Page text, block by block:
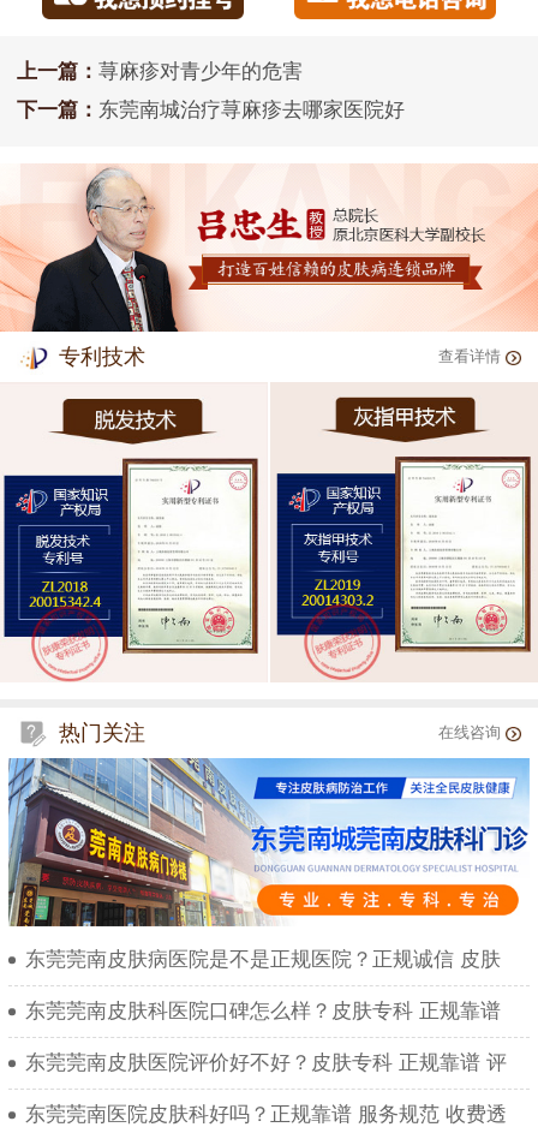
上一篇： 荨麻疹对青少年的危害
下一篇： 东莞南城治疗荨麻疹去哪家医院好
专利技术 查看详情
热门关注 在线咨询
东莞莞南皮肤病医院是不是正规医院？正规诚信 皮肤
东莞莞南皮肤科医院口碑怎么样？皮肤专科 正规靠谱
东莞莞南皮肤医院评价好不好？皮肤专科 正规靠谱 评
东莞莞南医院皮肤科好吗？正规靠谱 服务规范 收费透